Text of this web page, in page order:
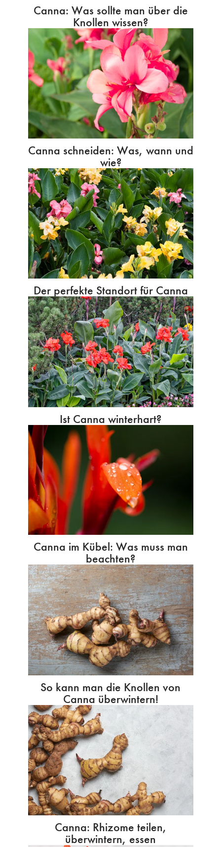
Canna: Was sollte man über die
Knollen wissen?
Canna schneiden: Was, wann und
wie?
Der perfekte Standort für Canna
Ist Canna winterhart?
Canna im Kübel: Was muss man
beachten?
So kann man die Knollen von
Canna überwintern!
Canna: Rhizome teilen,
überwintern, essen